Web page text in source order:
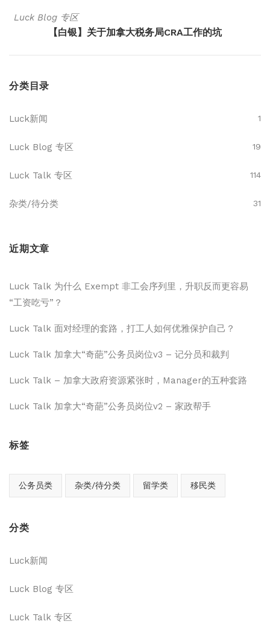
Luck Blog 专区
【白银】关于加拿大税务局CRA工作的坑
分类目录
Luck新闻 1
Luck Blog 专区 19
Luck Talk 专区 114
杂类/待分类 31
近期文章
Luck Talk 为什么 Exempt 非工会序列里，升职反而更容易
“工资吃亏”？
Luck Talk 面对经理的套路，打工人如何优雅保护自己？
Luck Talk 加拿大“奇葩”公务员岗位v3 – 记分员和裁判
Luck Talk – 加拿大政府资源紧张时，Manager的五种套路
Luck Talk 加拿大“奇葩”公务员岗位v2 – 家政帮手
标签
公务员类 杂类/待分类 留学类 移民类
分类
Luck新闻
Luck Blog 专区
Luck Talk 专区